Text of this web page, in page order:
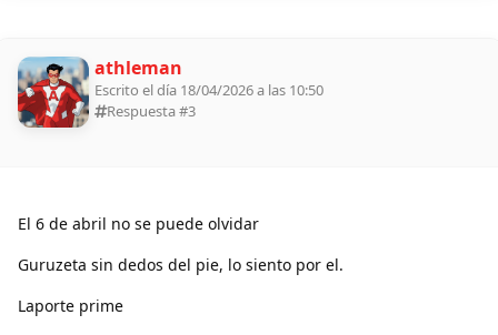
athleman
Escrito el día 18/04/2026 a las 10:50
Respuesta #3
El 6 de abril no se puede olvidar
Guruzeta sin dedos del pie, lo siento por el.
Laporte prime